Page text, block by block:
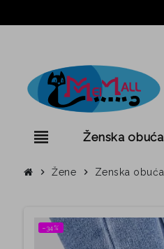
view_headline Ženska obuća
chevron_right Žene chevron_right Zenska obuća
−34%